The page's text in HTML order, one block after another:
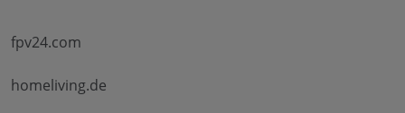
fpv24.com
homeliving.de